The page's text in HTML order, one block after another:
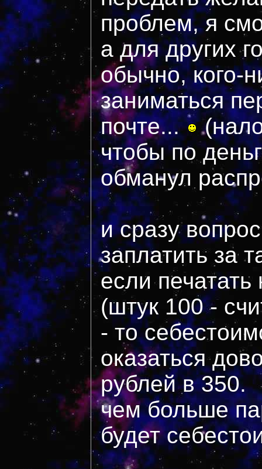
проблем, я
а для других
обычно, кого-
заниматься
почте...
чтобы по
обманул
и сразу
заплатить за
если
(штук 100 -
- то
оказаться
рублей в 350.
чем больше
будет